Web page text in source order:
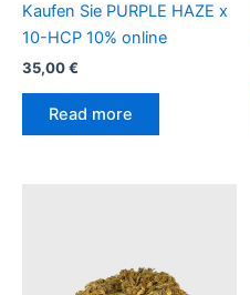
Kaufen Sie PURPLE HAZE x
10-HCP 10% online
35,00€
Read more